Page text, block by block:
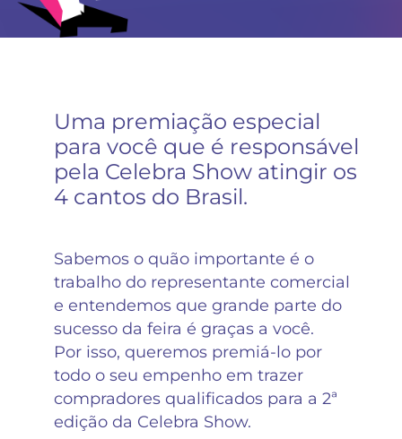
Uma premiação especial
para você que é responsável
pela Celebra Show atingir os
4 cantos do Brasil.
Sabemos o quão importante é o
trabalho do representante comercial
e entendemos que grande parte do
sucesso da feira é graças a você.
Por isso, queremos premiá-lo por
todo o seu empenho em trazer
compradores qualificados para a 2ª
edição da Celebra Show.